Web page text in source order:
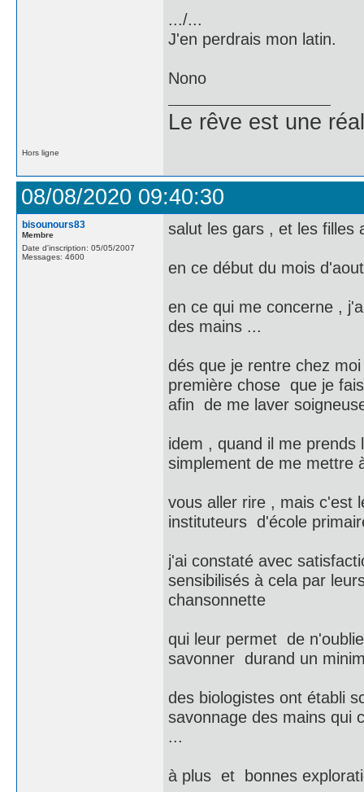
.../...
J'en perdrais mon latin.
Nono
Le rêve est une
Hors ligne
08/08/2020 09:40:30
bisounours83
Membre
Date d'inscription: 05/05/2007
Messages: 4600
salut les gars , et les filles
en ce début du mois
en ce qui me concerne ,
des mains ...
dés que je rentre chez
première chose que je
afin de me laver
idem , quand il me
simplement de me mettre
vous aller rire , mais c'est
instituteurs d'école
j'ai constaté avec
sensibilisés à cela par
chansonnette
qui leur permet de
savonner durand un
des biologistes ont établi
savonnage des mains qui
...
à plus et bonnes